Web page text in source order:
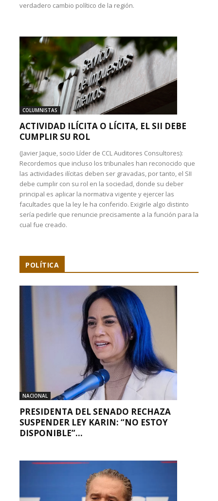
verdadero cambio político de la región.
COLUMNISTAS
ACTIVIDAD ILÍCITA O LÍCITA, EL SII DEBE
CUMPLIR SU ROL
(Javier Jaque, socio Líder de CCL Auditores Consultores):
Recordemos que incluso los tribunales han reconocido que
las actividades ilícitas deben ser gravadas, por tanto, el SII
debe cumplir con su rol en la sociedad, donde su deber
principal es aplicar la normativa vigente y ejercer las
facultades que la ley le ha conferido. Exigirle algo distinto
sería pedirle que renuncie precisamente a la función para la
cual fue creado.
POLÍTICA
NACIONAL
PRESIDENTA DEL SENADO RECHAZA
SUSPENDER LEY KARIN: “NO ESTOY
DISPONIBLE”...